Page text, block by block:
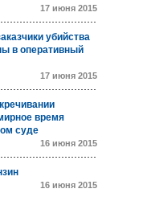
17 июня 2015
убийства
в оперативный
17 июня 2015
время
суде
16 июня 2015
16 июня 2015